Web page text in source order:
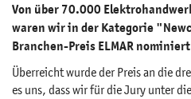
Von über 70.000
waren wir in der Kategorie
Branchen-Preis ELMAR
Überreicht wurde der Preis an die
es uns, dass wir für die Jury unter